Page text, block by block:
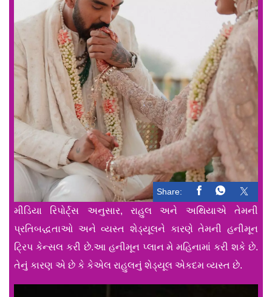
Share:
મીડિયા રિપોર્ટ્સ અનુસાર, રાહુલ અને અથિયાએ તેમની
પ્રતિબદ્ધતાઓ અને વ્યસ્ત શેડ્યૂલને કારણે તેમની હનીમૂન
ટ્રિપ કેન્સલ કરી છે.આ હનીમૂન પ્લાન મે મહિનામાં કરી શકે છે.
તેનું કારણ એ છે કે કેએલ રાહુલનું શેડ્યૂલ એકદમ વ્યસ્ત છે.